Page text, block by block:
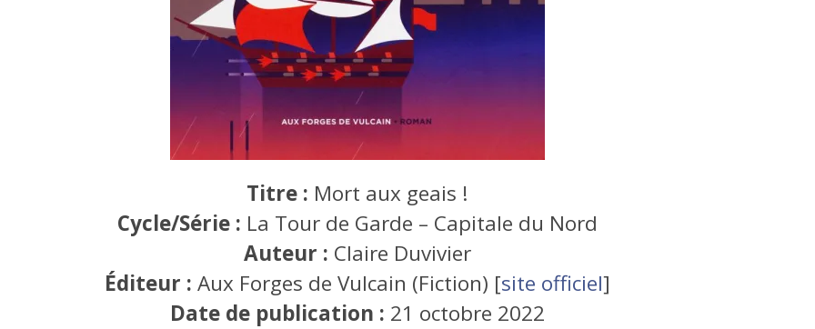
Titre : Mort aux geais !
Cycle/Série : La Tour de Garde – Capitale du Nord
Auteur : Claire Duvivier
Éditeur : Aux Forges de Vulcain (Fiction) [site officiel]
Date de publication : 21 octobre 2022